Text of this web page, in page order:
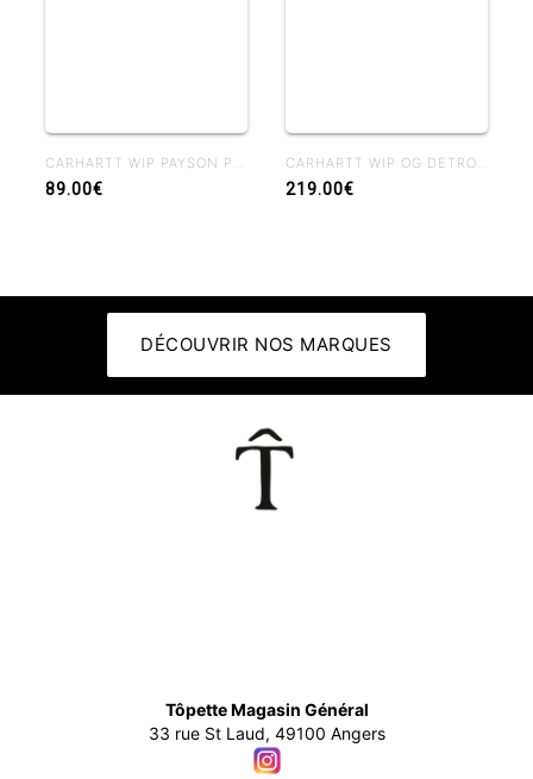
CARHARTT WIP PAYSON PANT BLUE RIGID
89.00€
CARHARTT WIP OG DETROIT JACKET WIP H BROWN / TOBACCO RIGID
219.00€
DÉCOUVRIR NOS MARQUES
Tôpette Magasin Général
33 rue St Laud, 49100 Angers